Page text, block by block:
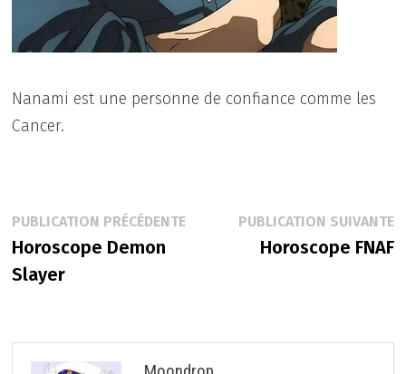
Nanami est une personne de confiance comme les
Cancer.
Navigation
de
l’article
PUBLICATION PRÉCÉDENTEPublication
précédente :
Horoscope Demon
Slayer
PUBLICATION SUIVANTE
Horoscope FNAF